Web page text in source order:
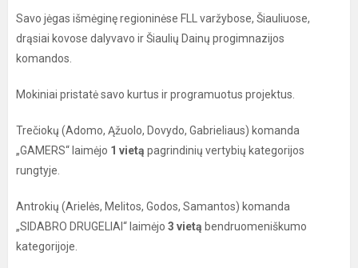
Savo jėgas išmėginę regioninėse FLL varžybose, Šiauliuose,
drąsiai kovose dalyvavo ir Šiaulių Dainų progimnazijos
komandos.
Mokiniai pristatė savo kurtus ir programuotus projektus.
Trečiokų (Adomo, Ąžuolo, Dovydo, Gabrieliaus) komanda
„GAMERS“ laimėjo 1 vietą pagrindinių vertybių kategorijos
rungtyje.
Antrokių (Arielės, Melitos, Godos, Samantos) komanda
„SIDABRO DRUGELIAI“ laimėjo 3 vietą bendruomeniškumo
kategorijoje.